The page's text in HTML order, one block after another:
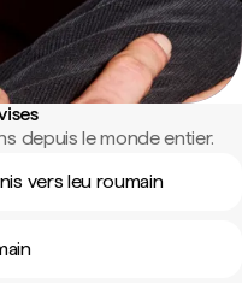
depuis le monde entier.
vers leu roumain